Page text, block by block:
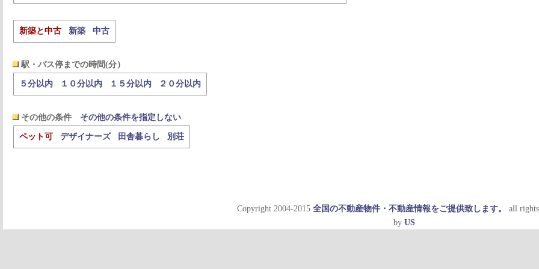
新築と中古 新築 中古
駅・バス停までの時間(分）
５分以内 １０分以内 １５分以内 ２０分以内
その他の条件 その他の条件を指定しない
ペット可 デザイナーズ 田舎暮らし 別荘
Copyright 2004-2015 全国の不動産物件・不動産情報をご提供致します。
all rights
by US